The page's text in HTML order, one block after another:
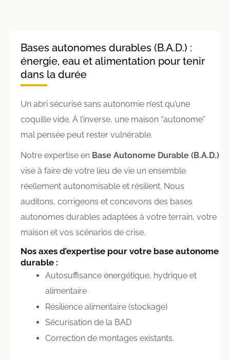
Bases autonomes durables (B.A.D.) :
énergie, eau et alimentation pour tenir
dans la durée
Un abri sécurisé sans autonomie n’est qu’une
coquille vide. À l’inverse, une maison “autonome”
mal pensée peut rester vulnérable.
Notre expertise en Base Autonome Durable (B.A.D.)
vise à faire de votre lieu de vie un ensemble
réellement autonomisable et résilient. Nous
auditons, corrigeons et concevons des bases
autonomes durables adaptées à votre terrain, votre
maison et vos scénarios de crise.
Nos axes d’expertise pour votre base autonome
durable :
Autosuffisance énergétique, hydrique et
alimentaire
Résilience alimentaire (stockage)
Sécurisation de la BAD
Correction de montages existants.